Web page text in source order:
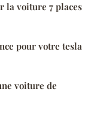
la voiture 7 places
pour votre tesla
voiture de